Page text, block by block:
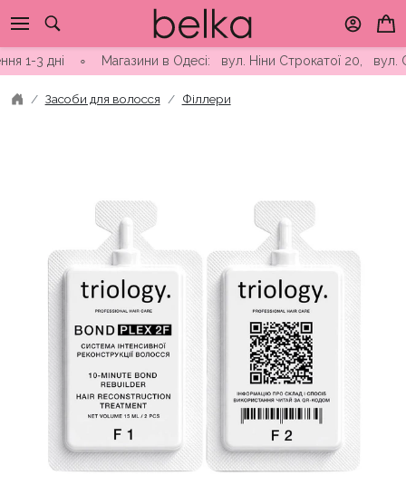
to
content
∘ Магазини в Одесі: вул. Ніни Строкатої 20, вул.
Засоби для волосся Філлери